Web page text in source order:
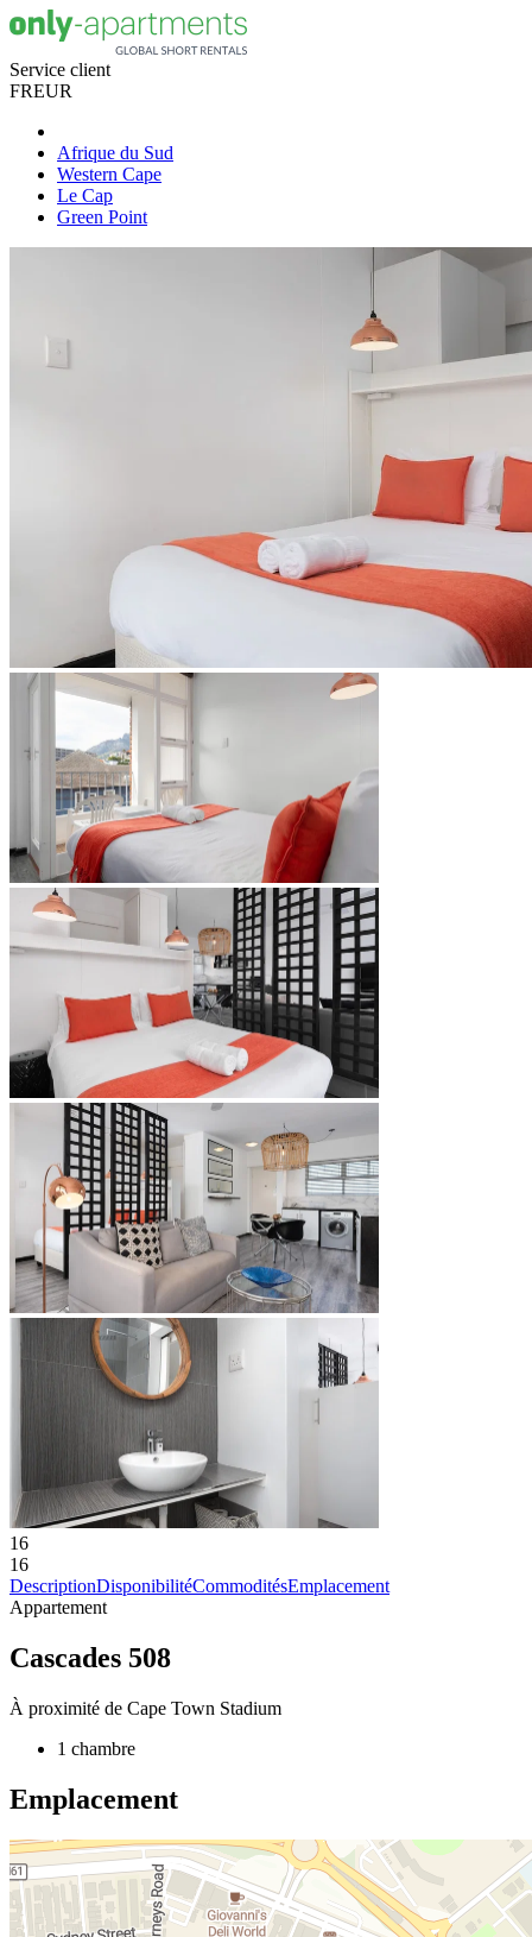
Service client
FREUR
Afrique du Sud
Western Cape
Le Cap
Green Point
16
16
DescriptionDisponibilitéCommoditésEmplacement
Appartement
Cascades 508
À proximité de Cape Town Stadium
1 chambre
Emplacement